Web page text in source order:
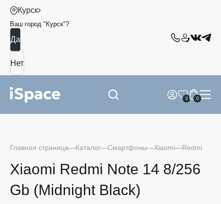
Курск
Ваш город " Курск"?
0 0
Главная страница Каталог Смартфоны Xiaomi Redmi
Xiaomi Redmi Note 14 8/256
Gb (Midnight Black)